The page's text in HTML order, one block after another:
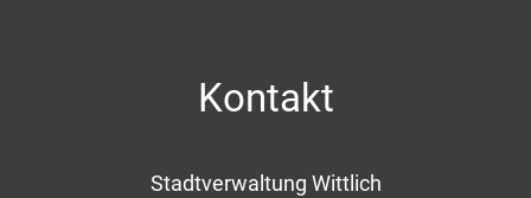
Kontakt
Stadtverwaltung Wittlich